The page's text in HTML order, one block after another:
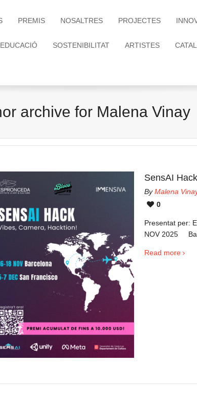
PREMIS NOSALTRES PROJECTES
SOSTENIBILITAT ARTISTES
archive for Malena Vinay
SensAI
ByMalena
0
Presentat per:
NOV 2025
Read more